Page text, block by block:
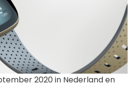
2020 in Nederland en